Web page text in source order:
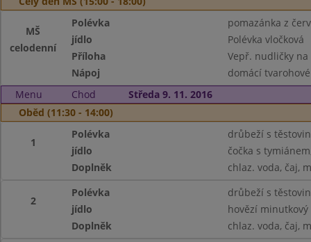
MŠ
celodenní
Polévka
pomazánka z
jídlo
Polévka vločková
Příloha
Vepř. nudličky
Nápoj
domácí
Menu
Chod
Středa 9. 11. 2016
Oběd (11:30 - 14:00)
1
Polévka
drůbeží s
jídlo
čočka s
Doplněk
chlaz. voda, čaj,
2
Polévka
drůbeží s
jídlo
hovězí
Doplněk
chlaz. voda, čaj,